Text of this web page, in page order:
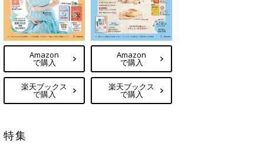
Amazon
で購入
楽天ブックス
で購入
Amazon
で購入
楽天ブックス
で購入
特集